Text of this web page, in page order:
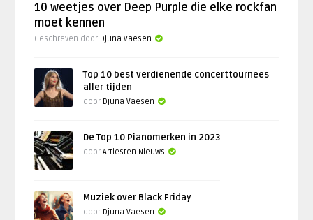
10 weetjes over Deep Purple die elke rockfan
moet kennen
Geschreven door Djuna Vaesen
Top 10 best verdienende concerttournees
aller tijden
door Djuna Vaesen
De Top 10 Pianomerken in 2023
doorArtiesten Nieuws
Muziek over Black Friday
door Djuna Vaesen